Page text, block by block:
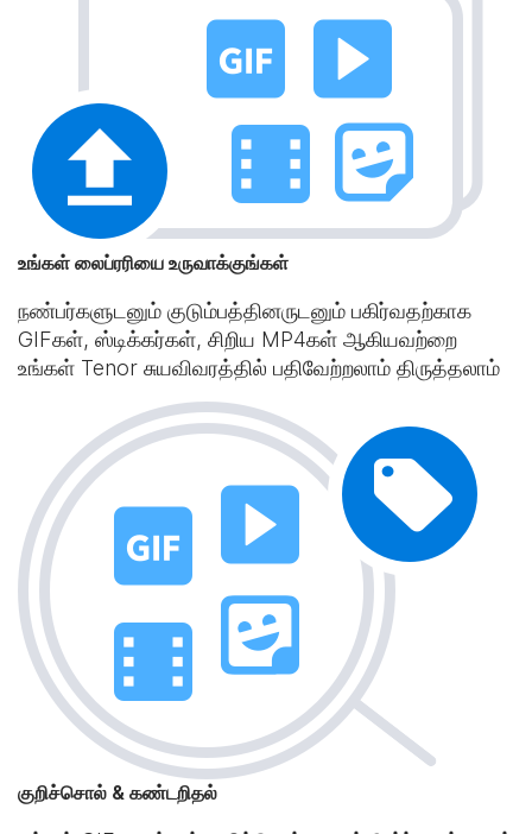
உங்கள் லைப்ரரியை உருவாக்குங்கள்
நண்பர்களுடனும் குடும்பத்தினருடனும் பகிர்வதற்காக
GIFகள், ஸ்டிக்கர்கள், சிறிய MP4கள் ஆகியவற்றை
உங்கள் Tenor சுயவிவரத்தில் பதிவேற்றலாம் திருத்தலாம்
குறிச்சொல் & கண்டறிதல்